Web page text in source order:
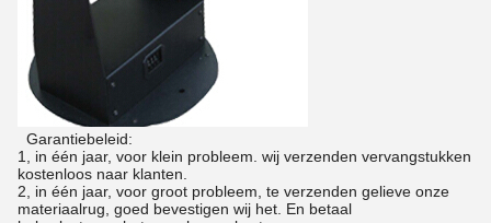
Garantiebeleid:
1, in één jaar, voor klein probleem. wij verzenden vervangstukken
kostenloos naar klanten.
2, in één jaar, voor groot probleem, te verzenden gelieve onze
materiaalrug, goed bevestigen wij het. En betaal